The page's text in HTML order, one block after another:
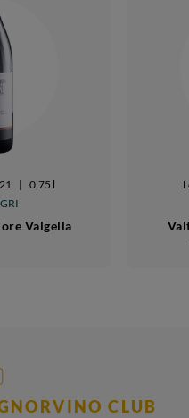
| 0,75 l
Valgella
CLUB